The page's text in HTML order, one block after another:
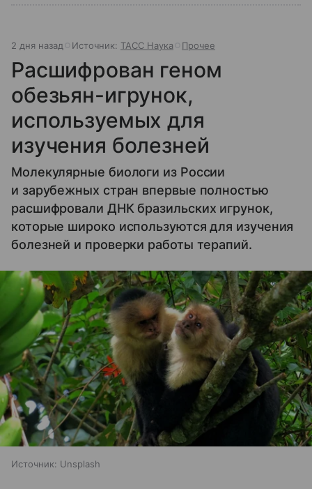
2 дня назад Источник: ТАСС Наука Прочее
Расшифрован геном
обезьян-игрунок,
используемых для
изучения болезней
Молекулярные биологи из России
и зарубежных стран впервые полностью
расшифровали ДНК бразильских игрунок,
которые широко используются для изучения
болезней и проверки работы терапий.
Источник: Unsplash